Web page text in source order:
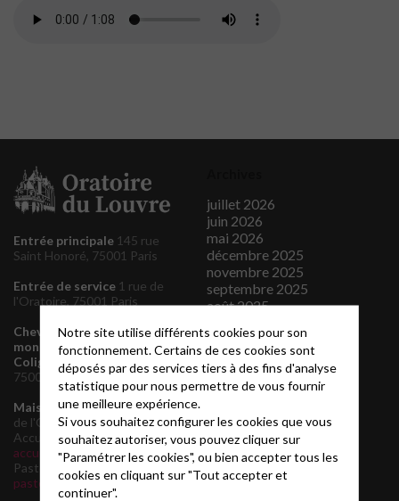
Entrée principale 145 rue
Saint Honoré, 75001 Paris
Entrée de service 1 rue de
l'Oratoire, 75001 Paris
Chevet de l'Oratoire et
monument de l'Amiral de
Coligny
160 rue de Rivoli,
75001 Paris
Maison Presbytérale4 rue
de l'Oratoire, 75001 Paris
Accueil:
accueil@oratoiredulouvre.fr
Pasteur :
pasteur@oratoiredulouvre.fr
juillet 2026
juin 2026
mai 2026
décembre 2025
novembre 2025
septembre 2025
août 2025
mars 2025
octobre 2024
août 2024
avril 2024
janvier 2024
novembre 2023
août 2023
mars 2022
Notre site utilise différents cookies pour son
fonctionnement. Certains de ces cookies sont
déposés par des services tiers à des fins d'analyse
statistique pour nous permettre de vous fournir
une meilleure expérience.
Si vous souhaitez configurer les cookies que vous
souhaitez autoriser, vous pouvez cliquer sur
"Paramétrer les cookies", ou bien accepter tous les
cookies en cliquant sur "Tout accepter et
continuer".